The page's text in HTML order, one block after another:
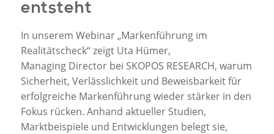
entsteht
In unserem Webinar „Markenführung im
Realitätscheck“ zeigt Uta Hümer,
Managing Director bei SKOPOS RESEARCH, warum
Sicherheit, Verlässlichkeit und Beweisbarkeit für
erfolgreiche Markenführung wieder stärker in den
Fokus rücken. Anhand aktueller Studien,
Marktbeispiele und Entwicklungen belegt sie,